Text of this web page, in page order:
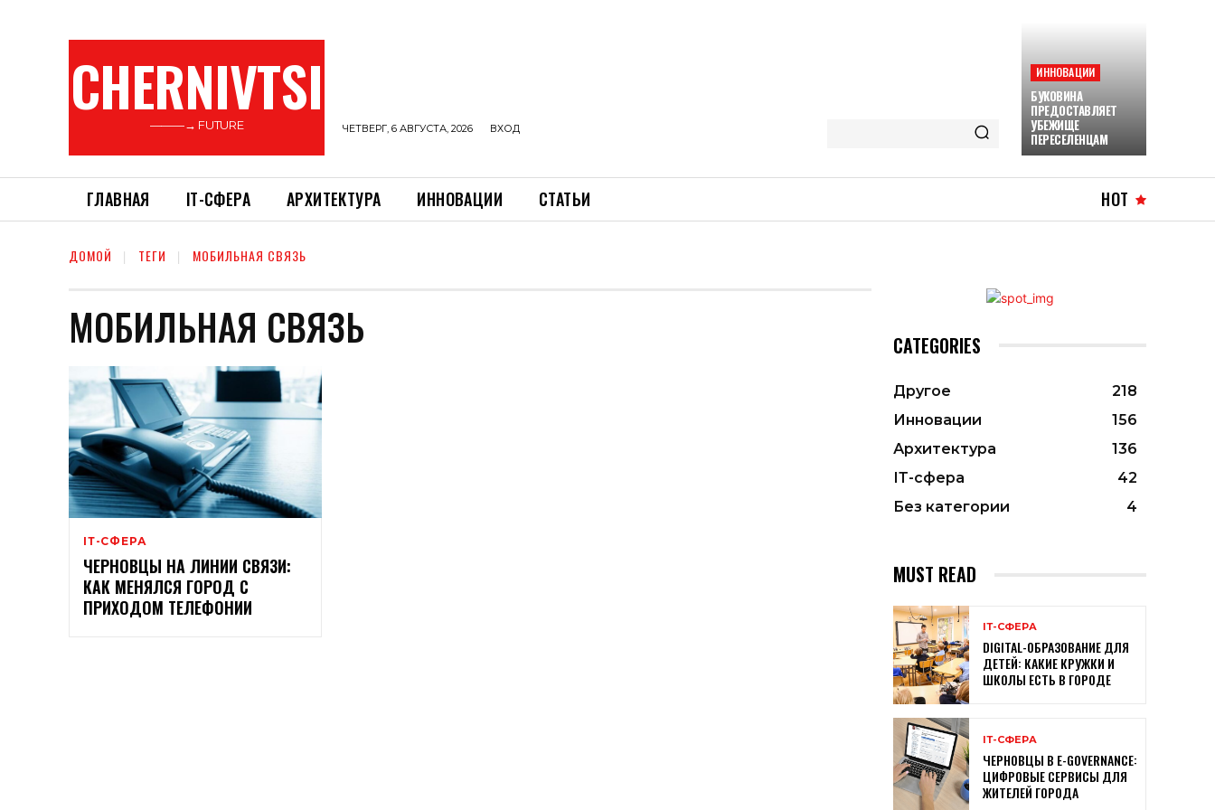
CHERNIVTSI
———→ FUTURE ЧЕТВЕРГ, 6 АВГУСТА, 2026 ВХОД
ИННОВАЦИИ
БУКОВИНА
ПРЕДОСТАВЛЯЕТ
УБЕЖИЩЕ
ПЕРЕСЕЛЕНЦАМ
ГЛАВНАЯ ІТ-СФЕРА АРХИТЕКТУРА ИННОВАЦИИ СТАТЬИ HOT
ДОМОЙ ТЕГИ МОБИЛЬНАЯ СВЯЗЬ
МОБИЛЬНАЯ СВЯЗЬ
ІТ-СФЕРА
ЧЕРНОВЦЫ НА ЛИНИИ СВЯЗИ:
КАК МЕНЯЛСЯ ГОРОД С
ПРИХОДОМ ТЕЛЕФОНИИ
CATEGORIES
Другое
218
Инновации
156
Архитектура
136
ІТ-сфера
42
Без категории
4
MUST READ
ІТ-СФЕРА
DIGITAL-ОБРАЗОВАНИЕ ДЛЯ
ДЕТЕЙ: КАКИЕ КРУЖКИ И
ШКОЛЫ ЕСТЬ В ГОРОДЕ
ІТ-СФЕРА
ЧЕРНОВЦЫ В E-GOVERNANCE:
ЦИФРОВЫЕ СЕРВИСЫ ДЛЯ
ЖИТЕЛЕЙ ГОРОДА